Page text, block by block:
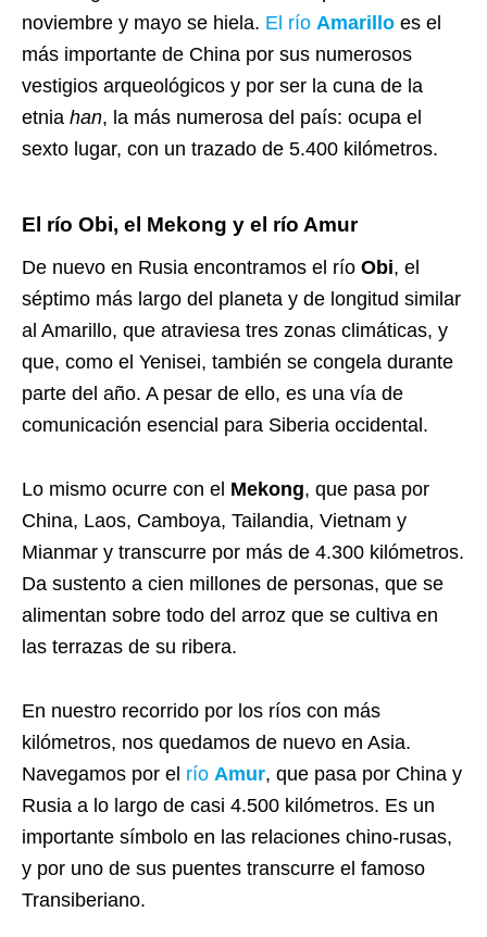
noviembre y mayo se hiela. El río Amarillo es el
más importante de China por sus numerosos
vestigios arqueológicos y por ser la cuna de la
etnia han, la más numerosa del país: ocupa el
sexto lugar, con un trazado de 5.400 kilómetros.
El río Obi, el Mekong y el río Amur
De nuevo en Rusia encontramos el río Obi, el
séptimo más largo del planeta y de longitud similar
al Amarillo, que atraviesa tres zonas climáticas, y
que, como el Yenisei, también se congela durante
parte del año. A pesar de ello, es una vía de
comunicación esencial para Siberia occidental.
Lo mismo ocurre con el Mekong, que pasa por
China, Laos, Camboya, Tailandia, Vietnam y
Mianmar y transcurre por más de 4.300 kilómetros.
Da sustento a cien millones de personas, que se
alimentan sobre todo del arroz que se cultiva en
las terrazas de su ribera.
En nuestro recorrido por los ríos con más
kilómetros, nos quedamos de nuevo en Asia.
Navegamos por el río Amur, que pasa por China y
Rusia a lo largo de casi 4.500 kilómetros. Es un
importante símbolo en las relaciones chino-rusas,
y por uno de sus puentes transcurre el famoso
Transiberiano.